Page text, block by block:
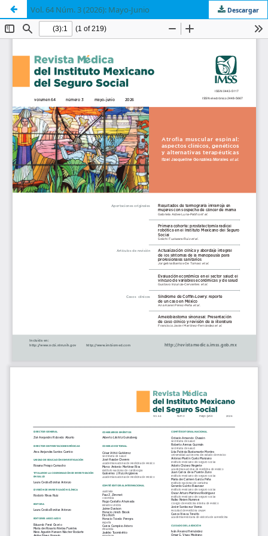
Vol. 64 Núm. 3 (2026): Mayo-Junio Descargar